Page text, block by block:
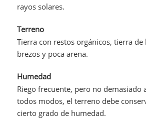
rayos solares.
Terreno
Tierra con restos orgánicos, tierra
brezos y poca arena.
Humedad
Riego frecuente, pero no demasiado
todos modos, el terreno debe
cierto grado de humedad.